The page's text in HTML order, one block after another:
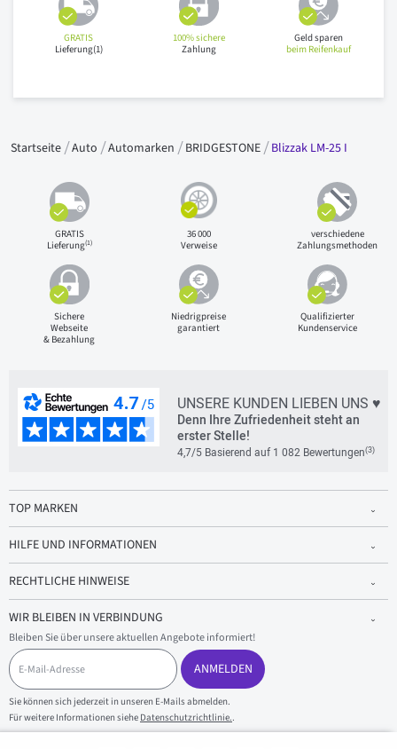
GRATIS
Lieferung(1)
100% sichere
Zahlung
Geld sparen
beim Reifenkauf
Startseite Auto Automarken BRIDGESTONE Blizzak LM-25 I
GRATIS
Lieferung(1)
36 000
Verweise
verschiedene
Zahlungsmethoden
Sichere
Webseite
& Bezahlung
Niedrigpreise
garantiert
Qualifizierter
Kundenservice
UNSERE KUNDEN LIEBEN UNS ♥
Denn Ihre Zufriedenheit steht an
erster Stelle!
4,7/5 Basierend auf 1 082 Bewertungen(3)
TOP MARKEN
HILFE UND INFORMATIONEN
RECHTLICHE HINWEISE
WIR BLEIBEN IN VERBINDUNG
Bleiben Sie über unsere aktuellen Angebote informiert!
E
-
M
a
i
l
ANMELDEN
Sie können sich jederzeit in unseren E-Mails abmelden.
Für weitere Informationen siehe Datenschutzrichtlinie..